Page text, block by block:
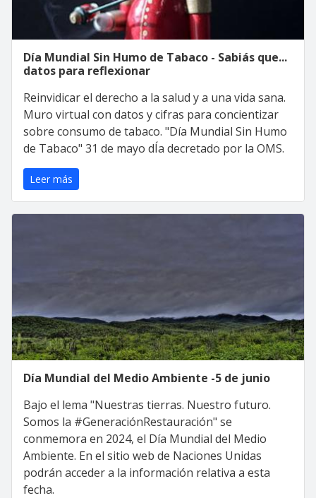
Día Mundial Sin Humo de Tabaco - Sabiás que...
datos para reflexionar
Reinvidicar el derecho a la salud y a una vida sana.
Muro virtual con datos y cifras para concientizar
sobre consumo de tabaco. "Día Mundial Sin Humo
de Tabaco" 31 de mayo dÍa decretado por la OMS.
Leer más
Día Mundial del Medio Ambiente -5 de junio
Bajo el lema "Nuestras tierras. Nuestro futuro.
Somos la #GeneraciónRestauración" se
conmemora en 2024, el Día Mundial del Medio
Ambiente. En el sitio web de Naciones Unidas
podrán acceder a la información relativa a esta
fecha.